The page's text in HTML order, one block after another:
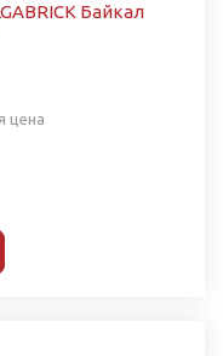
Байкал
цена